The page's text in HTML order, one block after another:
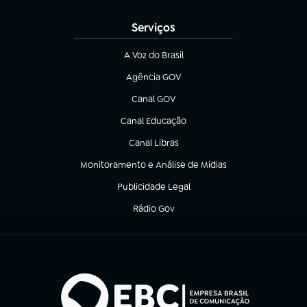
Serviços
A Voz do Brasil
(abre em nova aba)
Agência GOV
(abre em nova aba)
Canal GOV
(abre em nova aba)
Canal Educação
(abre em nova aba)
Canal Libras
(abre em nova aba)
Monitoramento e Análise de Mídias
(abre em nova aba)
Publicidade Legal
(abre em nova aba)
Rádio Gov
(abre em nova aba)